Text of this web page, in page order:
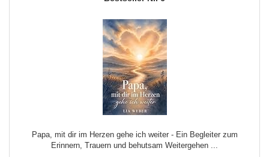
Papa, mit dir im Herzen gehe ich weiter - Ein Begleiter zum
Erinnern, Trauern und behutsam Weitergehen ...